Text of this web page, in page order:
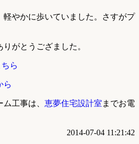
軽やかに歩いていました。さすがプ
がとうござました。
ら
ら
工事は、 恵夢住宅設計室 までお電
2014-07-04 11:21:42